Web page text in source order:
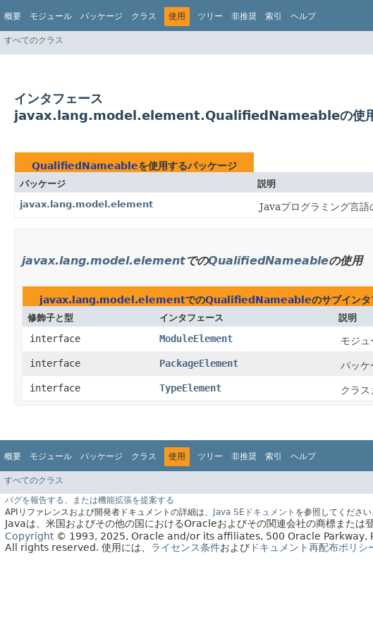
概要 モジュール パッケージ クラス 使用 ツリー 非推奨 索引 ヘルプ
すべてのクラス
インタフェース
javax.lang.model.element.QualifiedNameableの使
QualifiedNameableを使用するパッケージ
パッケージ
説明
javax.lang.model.element
Javaプログラミング言語
javax.lang.model.elementでのQualifiedNameableの使用
javax.lang.model.elementでのQualifiedNameableのサブインタ
修飾子と型 インタフェース 説明
interface ModuleElement
モジュ
interface
PackageElement
パッケ
interface
TypeElement クラス
概要 モジュール パッケージ クラス 使用 ツリー 非推奨 索引 ヘルプ
すべてのクラス
バグを報告する、または機能拡張を提案する
APIリファレンスおよび開発者ドキュメントの詳細は、 Java SEドキュメント を参照してくださ
Javaは、米国およびその他の国におけるOracleおよびその関連会社の商標または登
Copyright© 1993, 2025, Oracle and/or its affiliates, 500 Oracle Parkway,
All rights reserved. 使用には、 ライセンス条件および ドキュメント再配布ポリシ